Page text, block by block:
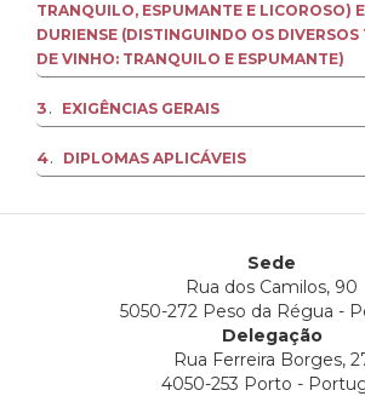
TRANQUILO, ESPUMANTE E LICOROSO)
DURIENSE (DISTINGUINDO OS DIVERSOS
DE VINHO: TRANQUILO E ESPUMANTE)
3. EXIGÊNCIAS GERAIS
4. DIPLOMAS APLICÁVEIS
Sede
Rua dos Camilos, 90
5050-272 Peso da Régua -
Delegação
Rua Ferreira Borges,
4050-253 Porto -